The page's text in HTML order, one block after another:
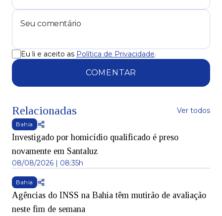
Eu li e aceito as Política de Privacidade.
COMENTAR
Relacionadas Ver todos
Bahia
Investigado por homicídio qualificado é preso
novamente em Santaluz
08/08/2026 | 08:35h
Bahia
Agências do INSS na Bahia têm mutirão de avaliação
neste fim de semana